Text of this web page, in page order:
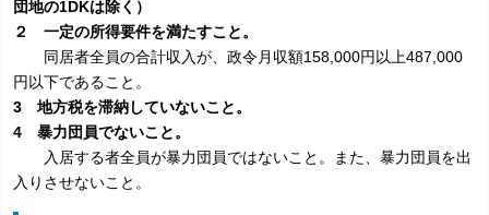
団地の1DKは除く）
２ 一定の所得要件を満たすこと。
同居者全員の合計収入が、政令月収額158,000円以上487,000
円以下であること。
3 地方税を滞納していないこと。
4 暴力団員でないこと。
入居する者全員が暴力団員ではないこと。また、暴力団員を出
入りさせないこと。